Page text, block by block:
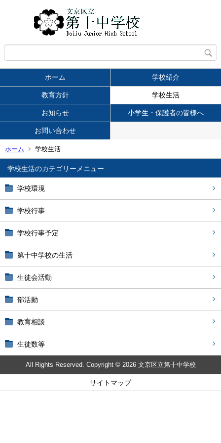
ホーム 学校紹介
教育方針 学校生活
お知らせ 小学生・保護者の皆様へ
お問い合わせ
ホーム 学校生活
学校生活
学校環境
学校行事
学校行事予定
第十中学校の生活
生徒会活動
部活動
教育相談
生徒数等
All Rights Reserved. Copyright © 2026 文京区立第十中学校
サイトマップ